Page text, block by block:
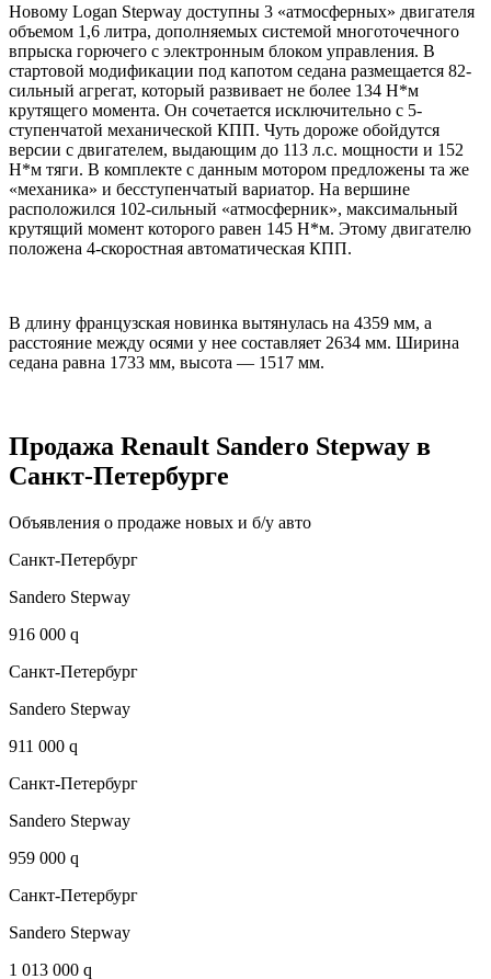
Новому Logan Stepway доступны 3 «атмосферных» двигателя
объемом 1,6 литра, дополняемых системой многоточечного
впрыска горючего с электронным блоком управления. В
стартовой модификации под капотом седана размещается 82-
сильный агрегат, который развивает не более 134 Н*м
крутящего момента. Он сочетается исключительно с 5-
ступенчатой механической КПП. Чуть дороже обойдутся
версии с двигателем, выдающим до 113 л.с. мощности и 152
Н*м тяги. В комплекте с данным мотором предложены та же
«механика» и бесступенчатый вариатор. На вершине
расположился 102-сильный «атмосферник», максимальный
крутящий момент которого равен 145 Н*м. Этому двигателю
положена 4-скоростная автоматическая КПП.
В длину французская новинка вытянулась на 4359 мм, а
расстояние между осями у нее составляет 2634 мм. Ширина
седана равна 1733 мм, высота — 1517 мм.
Продажа Renault Sandero Stepway в
Санкт-Петербурге
Объявления о продаже новых и б/у авто
Санкт-Петербург
Sandero Stepway
916 000 q
Санкт-Петербург
Sandero Stepway
911 000 q
Санкт-Петербург
Sandero Stepway
959 000 q
Санкт-Петербург
Sandero Stepway
1 013 000 q